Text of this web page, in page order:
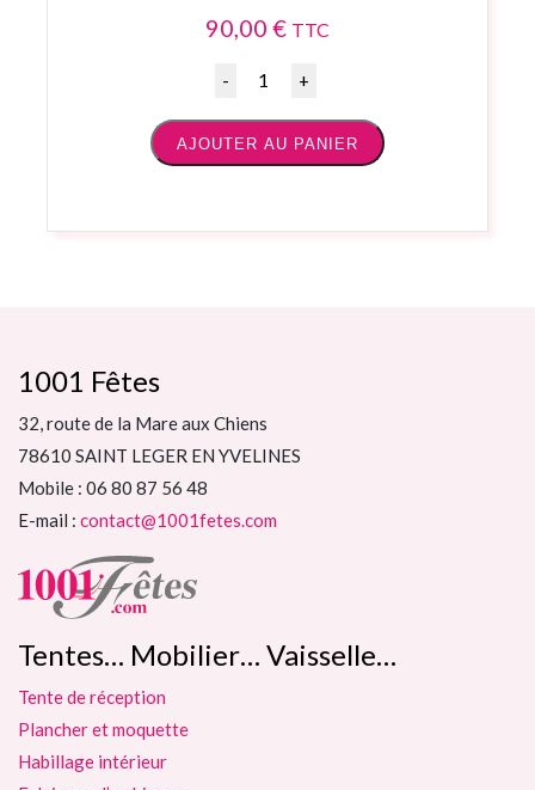
90,00 € TTC
Quantité
AJOUTER AU PANIER
1001 Fêtes
32, route de la Mare aux Chiens
78610 SAINT LEGER EN YVELINES
Mobile : 06 80 87 56 48
E-mail : contact@1001fetes.com
Tentes… Mobilier… Vaisselle…
Tente de réception
Plancher et moquette
Habillage intérieur